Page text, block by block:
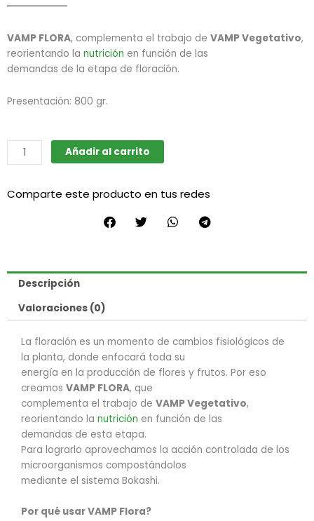
VAMP FLORA, complementa el trabajo de VAMP Vegetativo,
reorientando la nutrición en función de las
demandas de la etapa de floración.
Presentación: 800 gr.
Guano
Bokashi
Floración
Añadir al carrito
Comparte este producto en tus redes
Descripción
Valoraciones (0)
La floración es un momento de cambios fisiológicos de
la planta, donde enfocará toda su
energía en la producción de flores y frutos. Por eso
creamos VAMP FLORA, que
complementa el trabajo de VAMP Vegetativo,
reorientando la nutrición en función de las
demandas de esta etapa.
Para lograrlo aprovechamos la acción controlada de los
microorganismos compostándolos
mediante el sistema Bokashi.
Por qué usar VAMP Flora?